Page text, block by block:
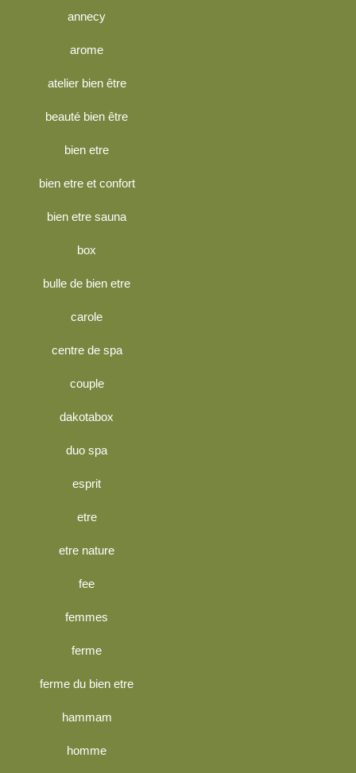
annecy
arome
atelier bien être
beauté bien être
bien etre
bien etre et confort
bien etre sauna
box
bulle de bien etre
carole
centre de spa
couple
dakotabox
duo spa
esprit
etre
etre nature
fee
femmes
ferme
ferme du bien etre
hammam
homme